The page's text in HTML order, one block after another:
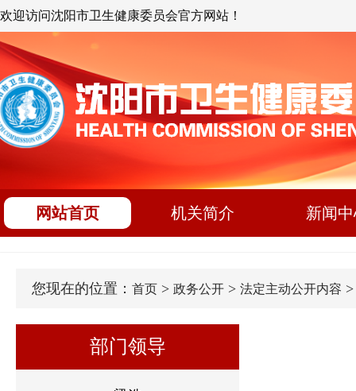
欢迎访问沈阳市卫生健康委员会官方网站！
网站首页 机关简介 新闻
您现在的位置： 首页 > 政务公开 > 法定主动公开内容
部门领导